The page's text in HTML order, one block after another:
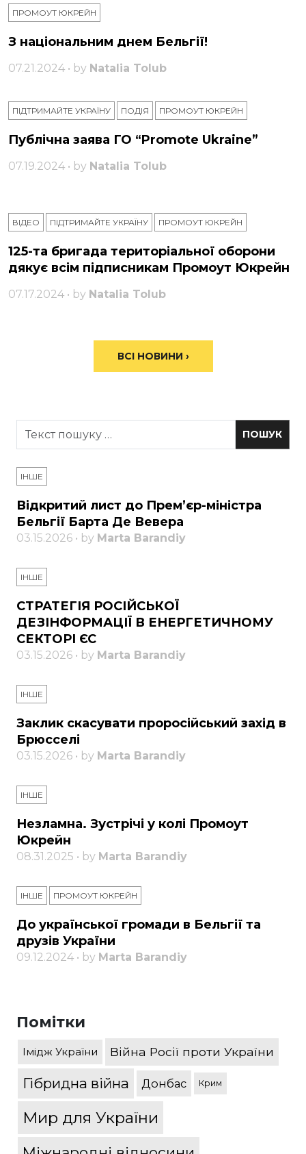
ПРОМОУТ ЮКРЕЙН
З національним днем ​​Бельгії!
07.21.2024 • by Natalia Tolub
ПІДТРИМАЙТЕ УКРАЇНУ ПОДІЯ ПРОМОУТ ЮКРЕЙН
Публічна заява ГО “Promote Ukraine”
07.19.2024 • by Natalia Tolub
ВІДЕО ПІДТРИМАЙТЕ УКРАЇНУ ПРОМОУТ ЮКРЕЙН
125-та бригада територіальної оборони
дякує всім підписникам Промоут Юкрейн
07.17.2024 • by Natalia Tolub
ВСІ НОВИНИ ›
ІНШЕ
Відкритий лист до Прем’єр-міністра
Бельгії Барта Де Вевера
03.15.2026 • by Marta Barandiy
ІНШЕ
СТРАТЕГІЯ РОСІЙСЬКОЇ
ДЕЗІНФОРМАЦІЇ В ЕНЕРГЕТИЧНОМУ
СЕКТОРІ ЄС
03.15.2026 • by Marta Barandiy
ІНШЕ
Заклик скасувати проросійський захід в
Брюсселі
03.15.2026 • by Marta Barandiy
ІНШЕ
Незламна. Зустрічі у колі Промоут
Юкрейн
08.31.2025 • by Marta Barandiy
ІНШЕ ПРОМОУТ ЮКРЕЙН
До української громади в Бельгії та
друзів України
09.12.2024 • by Marta Barandiy
Помітки
Імідж України Війна Росії проти України
Гібридна війна Донбас Крим
Мир для України